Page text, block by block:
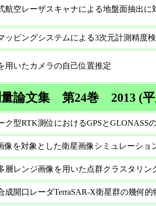
航空レーザスキャナによる地盤面抽出に
ッピングシステムによる3次元計測精度
用いたカメラの自己位置推定
量論文集 第24巻 2013 (平
ク型RTK測位におけるGPSとGLONASS
像を対象とした衛星画像シミュレーショ
層レンジ画像を用いた点群クラスタリン
成開口レーダTerraSAR-X衛星群の幾何的